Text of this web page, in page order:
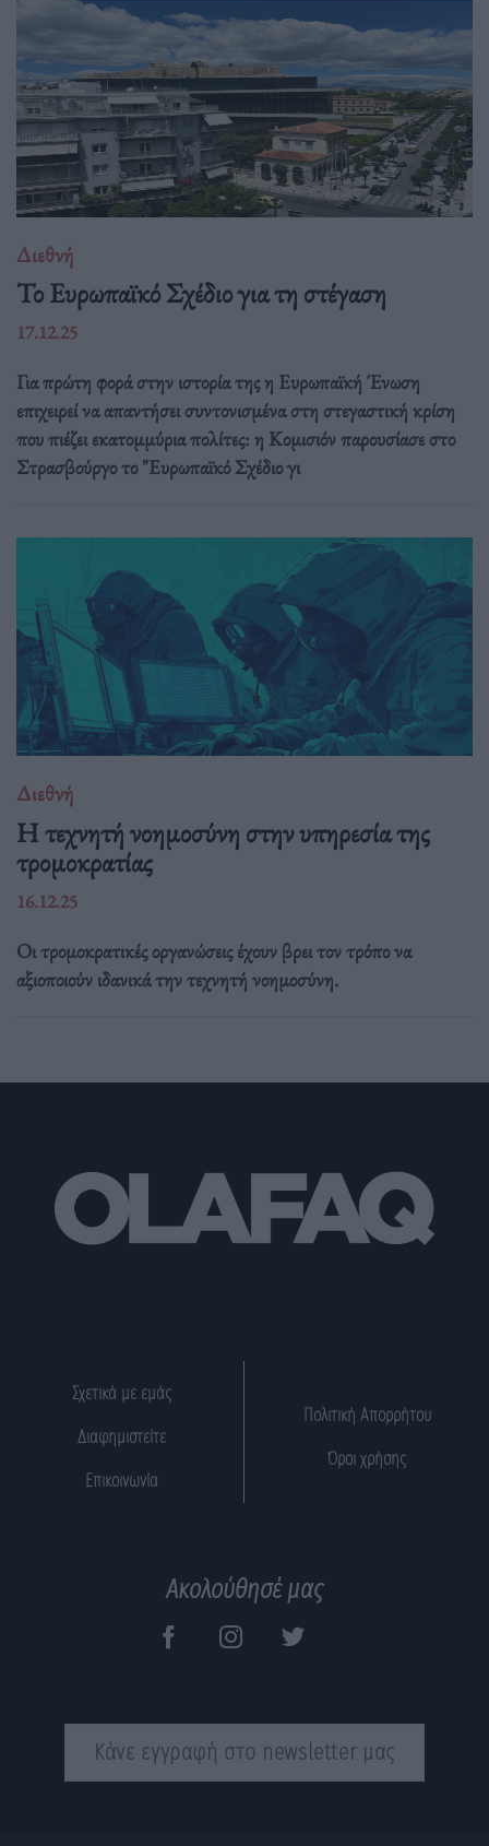
Διεθνή
Το Ευρωπαϊκό Σχέδιο για τη στέγαση
17.12.25
Για πρώτη φορά στην ιστορία της η Ευρωπαϊκή Ένωση
επιχειρεί να απαντήσει συντονισμένα στη στεγαστική κρίση
που πιέζει εκατομμύρια πολίτες: η Κομισιόν παρουσίασε στο
Στρασβούργο το "Ευρωπαϊκό Σχέδιο γι
Διεθνή
Η τεχνητή νοημοσύνη στην υπηρεσία της
τρομοκρατίας
16.12.25
Οι τρομοκρατικές οργανώσεις έχουν βρει τον τρόπο να
αξιοποιούν ιδανικά την τεχνητή νοημοσύνη.
Σχετικά με εμάς
Διαφημιστείτε
Επικοινωνία
Πολιτική Απορρήτου
Όροι χρήσης
Ακολούθησέ μας
Κάνε εγγραφή στο newsletter μας